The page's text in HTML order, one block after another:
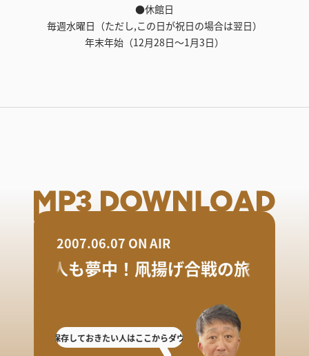
●休館日
毎週水曜日（ただし,この日が祝日の場合は翌日）
年末年始（12月28日～1月3日）
した人や保存しておきたい人はここからダウンロード! 放送を聴き逃した人や保
2007.06.07 ON AIR
大人も夢中！凧揚げ合戦の旅